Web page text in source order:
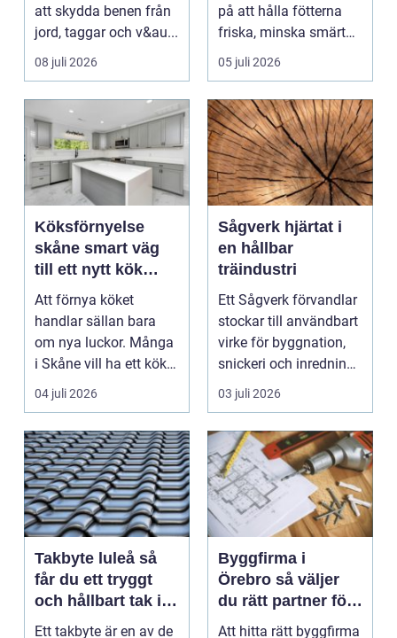
att skydda benen från
jord, taggar och v&au...
08 juli 2026
på att hålla fötterna
friska, minska smärta
och förebyg...
05 juli 2026
Köksförnyelse
skåne smart väg
till ett nytt kök
utan helrenovering
Att förnya köket
handlar sällan bara
om nya luckor. Många
i Skåne vill ha ett kök
som fungerar bättr...
04 juli 2026
Sågverk hjärtat i
en hållbar
träindustri
Ett Sågverk förvandlar
stockar till användbart
virke för byggnation,
snickeri och inredning.
Här möt...
03 juli 2026
Takbyte luleå så
får du ett tryggt
och hållbart tak i
norrbottniskt
Ett takbyte är en av de
Byggfirma i
Örebro så väljer
du rätt partner för
ditt projekt
Att hitta rätt byggfirma